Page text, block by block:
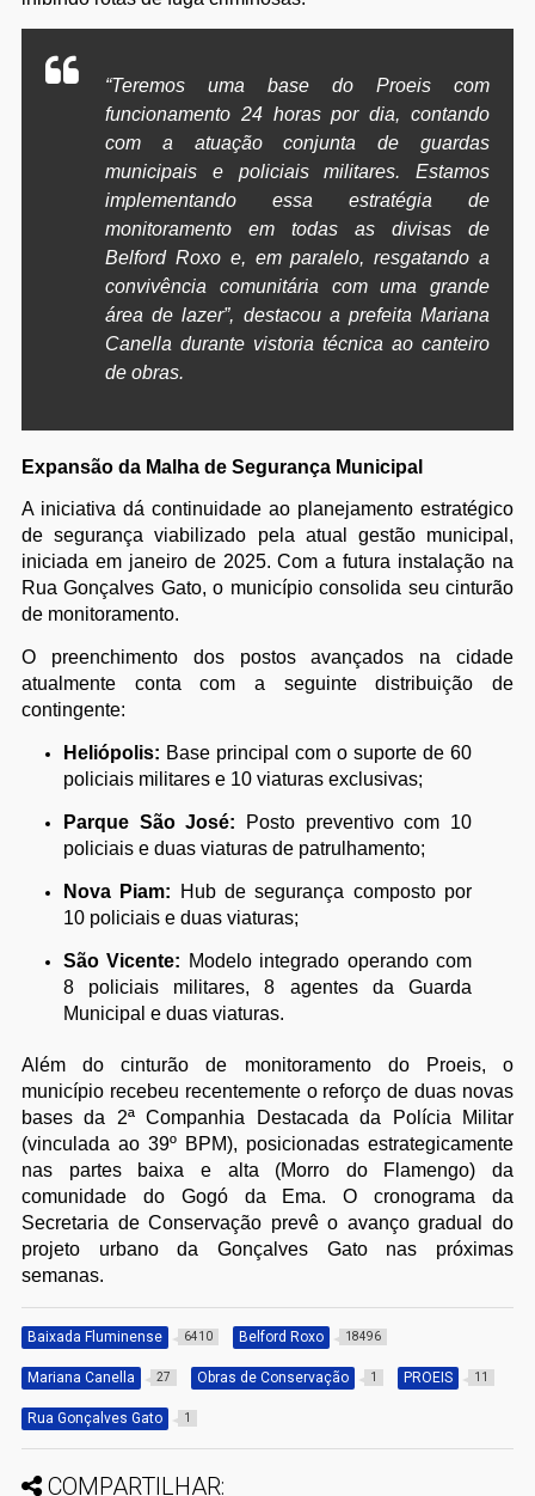
“Teremos uma base do Proeis com
funcionamento 24 horas por dia, contando
com a atuação conjunta de guardas
municipais e policiais militares. Estamos
implementando essa estratégia de
monitoramento em todas as divisas de
Belford Roxo e, em paralelo, resgatando a
convivência comunitária com uma grande
área de lazer”, destacou a prefeita Mariana
Canella durante vistoria técnica ao canteiro
de obras.
Expansão da Malha de Segurança Municipal
A iniciativa dá continuidade ao planejamento estratégico
de segurança viabilizado pela atual gestão municipal,
iniciada em janeiro de 2025. Com a futura instalação na
Rua Gonçalves Gato, o município consolida seu cinturão
de monitoramento.
O preenchimento dos postos avançados na cidade
atualmente conta com a seguinte distribuição de
contingente:
Heliópolis: Base principal com o suporte de 60
policiais militares e 10 viaturas exclusivas;
Parque São José: Posto preventivo com 10
policiais e duas viaturas de patrulhamento;
Nova Piam: Hub de segurança composto por
10 policiais e duas viaturas;
São Vicente: Modelo integrado operando com
8 policiais militares, 8 agentes da Guarda
Municipal e duas viaturas.
Além do cinturão de monitoramento do Proeis, o
município recebeu recentemente o reforço de duas novas
bases da 2ª Companhia Destacada da Polícia Militar
(vinculada ao 39º BPM), posicionadas estrategicamente
nas partes baixa e alta (Morro do Flamengo) da
comunidade do Gogó da Ema. O cronograma da
Secretaria de Conservação prevê o avanço gradual do
projeto urbano da Gonçalves Gato nas próximas
semanas.
Baixada Fluminense 6410 Belford Roxo 18496
Mariana Canella 27 Obras de Conservação 1 PROEIS 11
Rua Gonçalves Gato 1
COMPARTILHAR: